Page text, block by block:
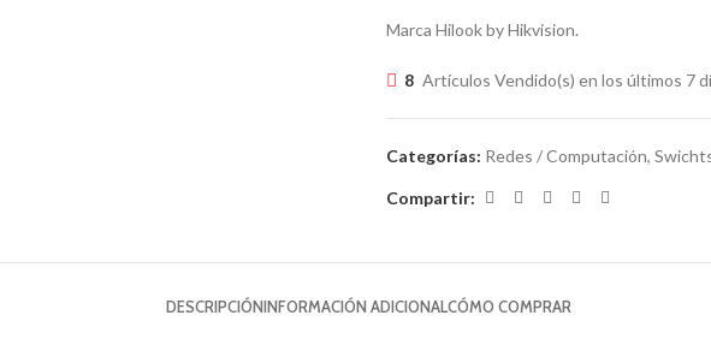
Marca Hilook by Hikvision.
8 Artículos Vendido(s) en los últimos 7
Categorías: Redes / Computación,
Compartir:
DESCRIPCIÓNINFORMACIÓN ADICIONALCÓMO COMPRAR